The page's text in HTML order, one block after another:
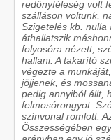
redőnyféleség volt
szálláson voltunk,
Szigetelés kb. nulla
áthallatszik
folyosóra nézett,
hallani. A takarító
végezte a
jöjjenek, és
pedig annyiból állt,
felmosórongyot.
színvonal romlott.
Összességében